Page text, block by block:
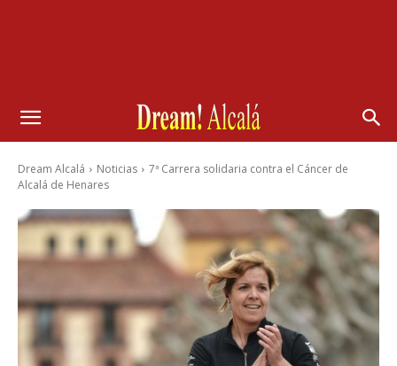
Dream Alcalá Noticias
7ª Carrera solidaria contra el Cáncer de
Alcalá de Henares